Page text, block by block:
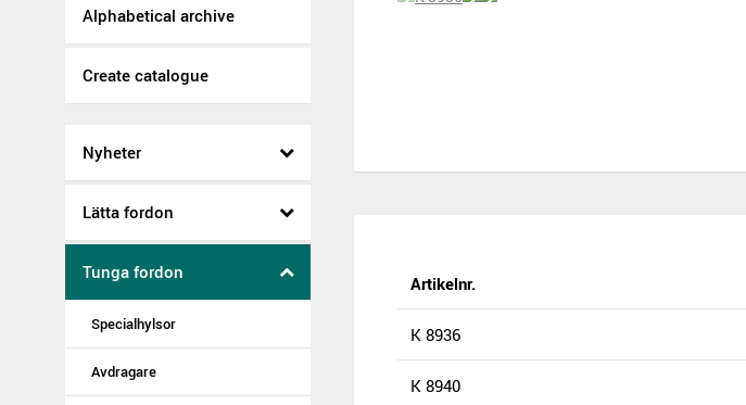
Alphabetical archive
Create catalogue
Nyheter
Lätta fordon
Tunga fordon
Specialhylsor
Avdragare
Artikelnr.
K 8936
K 8940